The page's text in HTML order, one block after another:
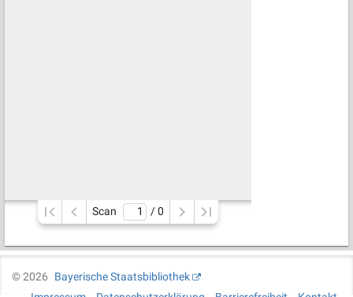
Scan / 0
©2026
Bayerische Staatsbibliothek